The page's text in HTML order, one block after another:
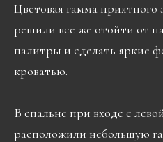
Цветовая гамма приятного
решили все же отойти от
палитры и сделать яркие
кроватью.
В спальне при входе с
расположили небольшую